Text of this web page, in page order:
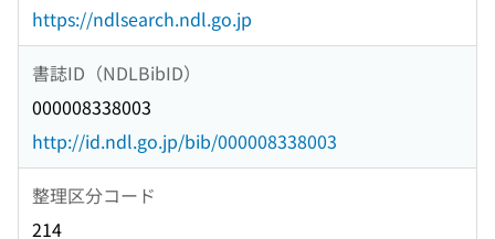
https://ndlsearch.ndl.go.jp
書誌ID（NDLBibID）
000008338003
http://id.ndl.go.jp/bib/000008338003
整理区分コード
214